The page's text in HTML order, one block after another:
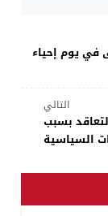
في يوم إحياء
التالي
عالق عند التعاقد بسبب
السياسية